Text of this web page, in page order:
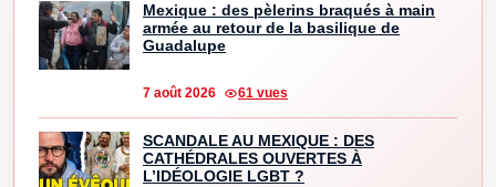
Mexique : des pèlerins braqués à main
armée au retour de la basilique de
Guadalupe
7 août 2026 61 vues
SCANDALE AU MEXIQUE : DES
CATHÉDRALES OUVERTES À
L’IDÉOLOGIE LGBT ?